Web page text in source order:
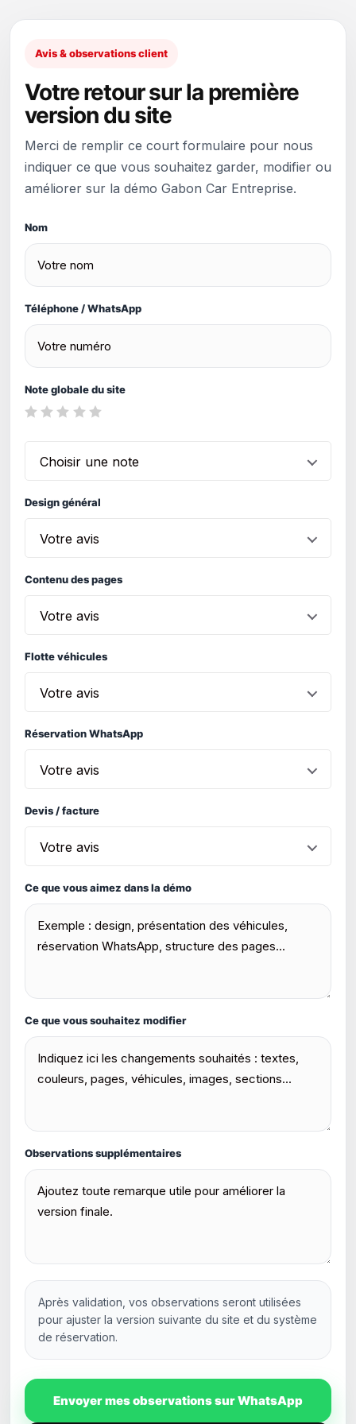
Avis & observations client
Votre retour sur la première
version du site
Merci de remplir ce court formulaire pour nous
indiquer ce que vous souhaitez garder, modifier ou
améliorer sur la démo Gabon Car Entreprise.
Nom
Téléphone / WhatsApp
Note globale du site
Choisir une note
Design général
Votre avis
Contenu des pages
Votre avis
Flotte véhicules
Votre avis
Réservation WhatsApp
Votre avis
Devis / facture
Votre avis
Ce que vous aimez dans la démo
Ce que vous souhaitez modifier
Observations supplémentaires
Après validation, vos observations seront utilisées
pour ajuster la version suivante du site et du système
de réservation.
Envoyer mes observations sur WhatsApp